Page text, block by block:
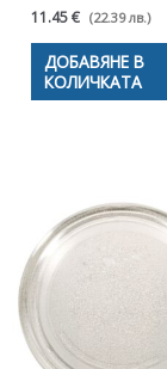
11.45 € (22.39 лв.)
ДОБАВЯНЕ В
КОЛИЧКАТА